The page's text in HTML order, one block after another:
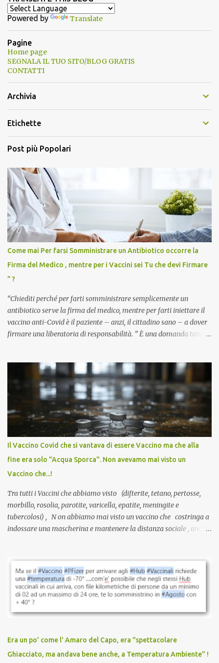
Powered by Translate
Pagine
Home page
SEGNALA IL TUO SITO/BLOG GRATIS
CONTATTI
Archivia
Etichette
Post più Popolari
Come mai Per farsi Somministrare un Antibiotico occorre la
Firma del Medico , mentre per i Vaccini sei Tu che devi Firmare
” ?
“Chiediti perché per farti somministrare semplicemente un
antibiotico serve la firma del medico, mentre per farti iniettare il
vaccino anti-Covid è il paziente – anzi, il cittadino sano – a dover
firmare una liberatoria di responsabilità. ” È una domanda tanto
pandemia. Un interrogativo che dovrebbe scuotere chiunque abbia
ancora il coraggio di pensare con la propria testa. Per il vaccino
anti-Covid, un pro-farmaco, con autorizzazione condizionata,
sviluppato in tempi record, con tecnologie mai utilizzate prima su
larga scala, ancora oggetto di studio e di discussione
internazionale serve solo una firma. La tua. Lo si somministra
anche a persone sane, giovani, senza fattori di rischio, spesso già
serve una prescrizione. Non c’è diagnosi. Non c’è presa in carico.
L’unico atto richiesto è una fi...
Il Vaccino Covid che si vantava di essere Vaccino ma che alla
fine era solo "Acqua Sporca". Non avevamo mai visto un
Vaccino che...!
Tra tutti i Vaccini che abbiamo visto (difterite, tetano, pertosse,
morbillo, rosolia, parotite, varicella, epatite, meningite e
tubercolosi) , N on abbiamo mai visto un vaccino che costringa a
indossare una mascherina e mantenere la distanza sociale , anche
vaccinazione. Non avevamo mai sentito parlare di ricompense,
sconti, incentivi per vaccinarsi. Non avevamo mai visto
discriminazioni per coloro che non l’hanno fatto. Se non sei stato
vaccinato, nessuno aveva prima cercato di farti sentire una
persona cattiva. Non avevamo mai visto un vaccino che minacci le
vaccino usato per minacciare i mezzi di sussistenza, il lavoro o la
scuola. Non avevamo mai visto un vaccino che permettesse a un
dodicenne di ignorare il consenso dei genitori. Dopo tutti i vaccini
Era un po' come l' Amaro del Capo, era "spettacolare
Ghiacciato, ma andava bene anche, a Temperatura Ambiente" !